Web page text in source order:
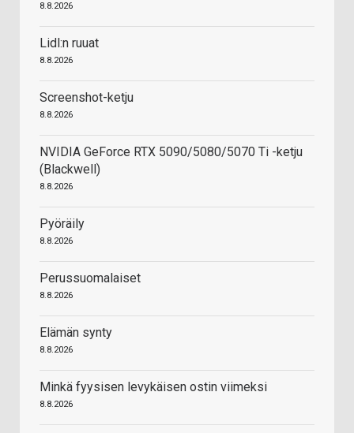
8.8.2026
Lidl:n ruuat
8.8.2026
Screenshot-ketju
8.8.2026
NVIDIA GeForce RTX 5090/5080/5070 Ti -ketju
(Blackwell)
8.8.2026
Pyöräily
8.8.2026
Perussuomalaiset
8.8.2026
Elämän synty
8.8.2026
Minkä fyysisen levykäisen ostin viimeksi
8.8.2026